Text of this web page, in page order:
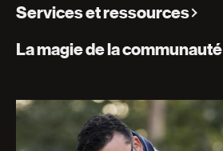
Services et ressources
La magie de la communauté